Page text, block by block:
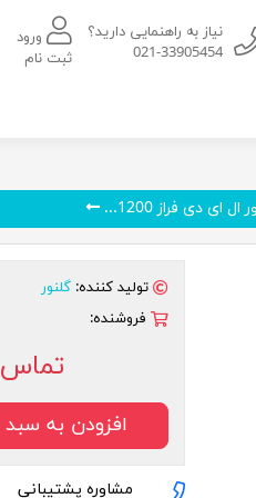
نیاز به راهنمایی دارید؟
021-33905454
ورود
ثبت نام
ای دی فراز 1200...
تولید کننده: گلنور
فروشنده:
تماس
افزودن به
مشاوره پشتیبانی